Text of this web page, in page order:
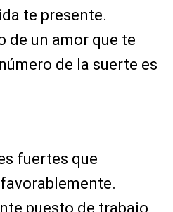
te presente.
de un amor que te
de la suerte es
fuertes que
puesto de trabajo